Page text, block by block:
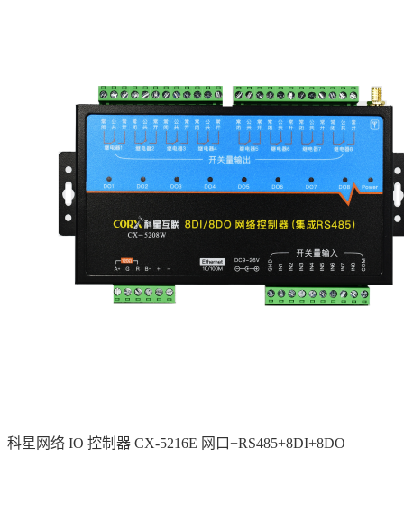
科星网络 IO 控制器 CX-5216E 网口+RS485+8DI+8DO